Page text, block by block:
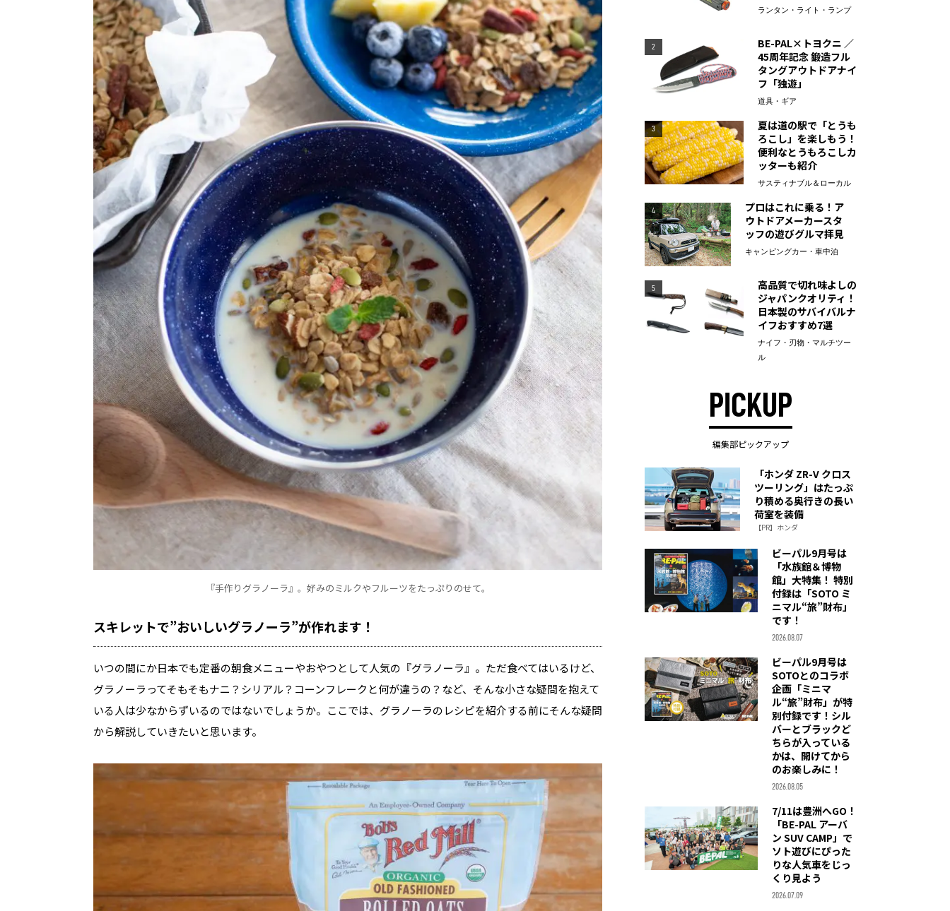
『手作りグラノーラ』。好みのミルクやフルーツをたっぷりのせて。
スキレットで”おいしいグラノーラ”が作れます！
いつの間にか日本でも定番の朝食メニューやおやつとして人気の『グラノーラ』。ただ食べてはいるけど、
グラノーラってそもそもナニ？シリアル？コーンフレークと何が違うの？など、そんな小さな疑問を抱えて
いる人は少なからずいるのではないでしょうか。ここでは、グラノーラのレシピを紹介する前にそんな疑問
から解説していきたいと思います。
ランタン・ライト・ランプ
2
BE-PAL×トヨクニ ／
45周年記念 鍛造フル
タングアウトドアナイ
フ「独遊」
道具・ギア
3
夏は道の駅で「とうも
ろこし」を楽しもう！
便利なとうもろこしカ
ッターも紹介
サスティナブル＆ローカル
4
プロはこれに乗る！ア
ウトドアメーカースタ
ッフの遊びグルマ拝見
キャンピングカー・車中泊
5
高品質で切れ味よしの
ジャパンクオリティ！
日本製のサバイバルナ
イフおすすめ7選
ナイフ・刃物・マルチツー
ル
PICKUP
編集部ピックアップ
「ホンダ ZR-V クロス
ツーリング」はたっぷ
り積める奥行きの長い
荷室を装備
【PR】ホンダ
ビーパル9月号は
「水族館＆博物
館」大特集！ 特別
付録は「SOTO ミ
ニマル“旅”財布」
です！
2026.08.07
ビーパル9月号は
SOTOとのコラボ
企画「ミニマ
ル“旅”財布」が特
別付録です！シル
バーとブラックど
ちらが入っている
かは、開けてから
のお楽しみに！
2026.08.05
7/11は豊洲へGO！
「BE-PAL アーバ
ン SUV CAMP」で
ソト遊びにぴった
りな人気車をじっ
くり見よう
2026.07.09